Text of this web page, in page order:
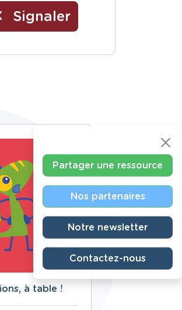
Signaler
à table !
Partager une ressource
Nos partenaires
Notre newsletter
Contactez-nous